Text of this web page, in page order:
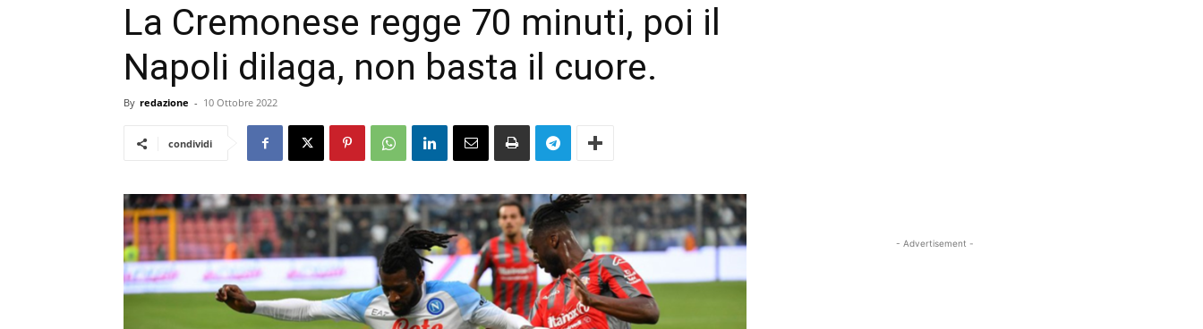
La Cremonese regge 70 minuti, poi il
Napoli dilaga, non basta il cuore.
By redazione - 10 Ottobre 2022
condividi
- Advertisement -